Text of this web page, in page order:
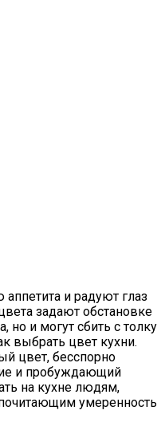
и радуют глаз
задают обстановке
но и могут сбить с толку
выбрать цвет кухни.
цвет, бесспорно
и пробуждающий
на кухне людям,
умеренность